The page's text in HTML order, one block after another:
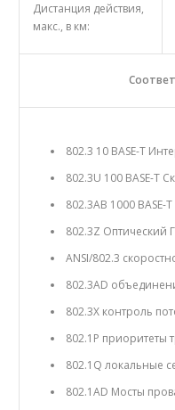
Дистанция действия,
макс., в км:
802.3 10 BASE-T
802.3U 100 BASE-T
802.3AB 1000
802.3Z Оптический
ANSI/802.3
802.3AD
802.3X контроль
802.1P приоритеты
802.1Q локальные
802.1AD Мосты